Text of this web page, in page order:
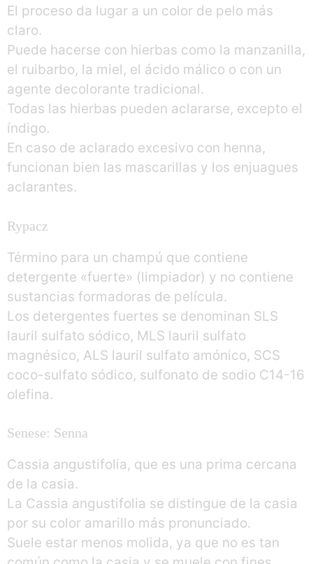
El proceso da lugar a un color de pelo más
claro.
Puede hacerse con hierbas como la manzanilla,
el ruibarbo, la miel, el ácido málico o con un
agente decolorante tradicional.
Todas las hierbas pueden aclararse, excepto el
índigo.
En caso de aclarado excesivo con henna,
funcionan bien las mascarillas y los enjuagues
aclarantes.
Rypacz
Término para un champú que contiene
detergente «fuerte» (limpiador) y no contiene
sustancias formadoras de película.
Los detergentes fuertes se denominan SLS
lauril sulfato sódico, MLS lauril sulfato
magnésico, ALS lauril sulfato amónico, SCS
coco-sulfato sódico, sulfonato de sodio C14-16
olefina.
Senese: Senna
Cassia angustifolia, que es una prima cercana
de la casia.
La Cassia angustifolia se distingue de la casia
por su color amarillo más pronunciado.
Suele estar menos molida, ya que no es tan